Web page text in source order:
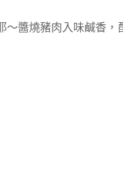
醬燒豬肉入味鹹香，